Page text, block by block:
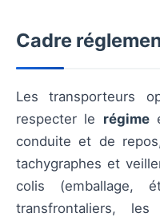
Cadre
Les transporteurs
respecter le régime
conduite et de
tachygraphes et
colis (emballage,
transfrontaliers,